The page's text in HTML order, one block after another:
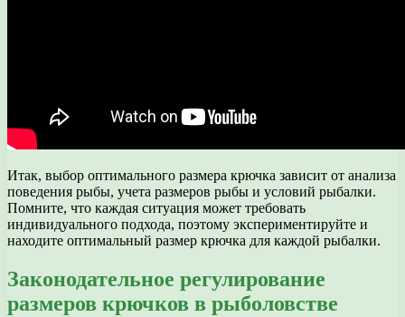
Итак, выбор оптимального размера крючка зависит от анализа
поведения рыбы, учета размеров рыбы и условий рыбалки.
Помните, что каждая ситуация может требовать
индивидуального подхода, поэтому экспериментируйте и
находите оптимальный размер крючка для каждой рыбалки.
Законодательное регулирование
размеров крючков в рыболовстве